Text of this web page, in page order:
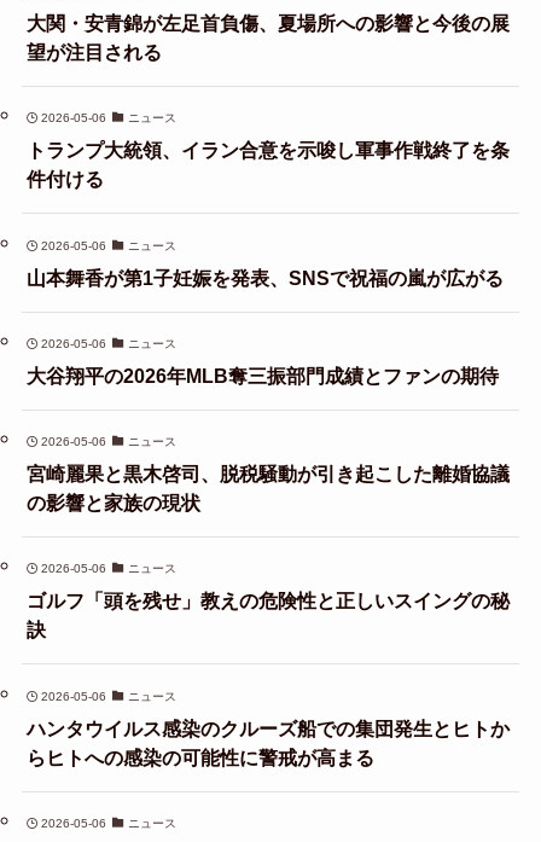
大関・安青錦が左足首負傷、夏場所への影響と今後の展
望が注目される
2026-05-06 ニュース
トランプ大統領、イラン合意を示唆し軍事作戦終了を条
件付ける
2026-05-06 ニュース
山本舞香が第1子妊娠を発表、SNSで祝福の嵐が広がる
2026-05-06 ニュース
大谷翔平の2026年MLB奪三振部門成績とファンの期待
2026-05-06 ニュース
宮崎麗果と黒木啓司、脱税騒動が引き起こした離婚協議
の影響と家族の現状
2026-05-06 ニュース
ゴルフ「頭を残せ」教えの危険性と正しいスイングの秘
訣
2026-05-06 ニュース
ハンタウイルス感染のクルーズ船での集団発生とヒトか
らヒトへの感染の可能性に警戒が高まる
2026-05-06 ニュース